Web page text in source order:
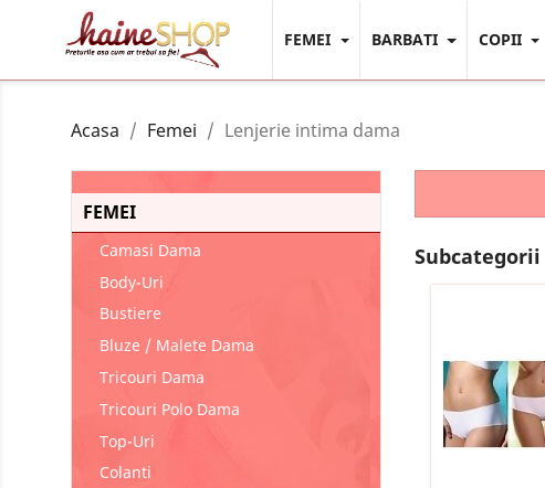
FEMEI BARBATI COPII
Acasa Femei Lenjerie intima dama
FEMEI
Camasi Dama
Body-Uri
Bustiere
Bluze / Malete Dama
Tricouri Dama
Tricouri Polo Dama
Top-Uri
Colanti
Subcategorii